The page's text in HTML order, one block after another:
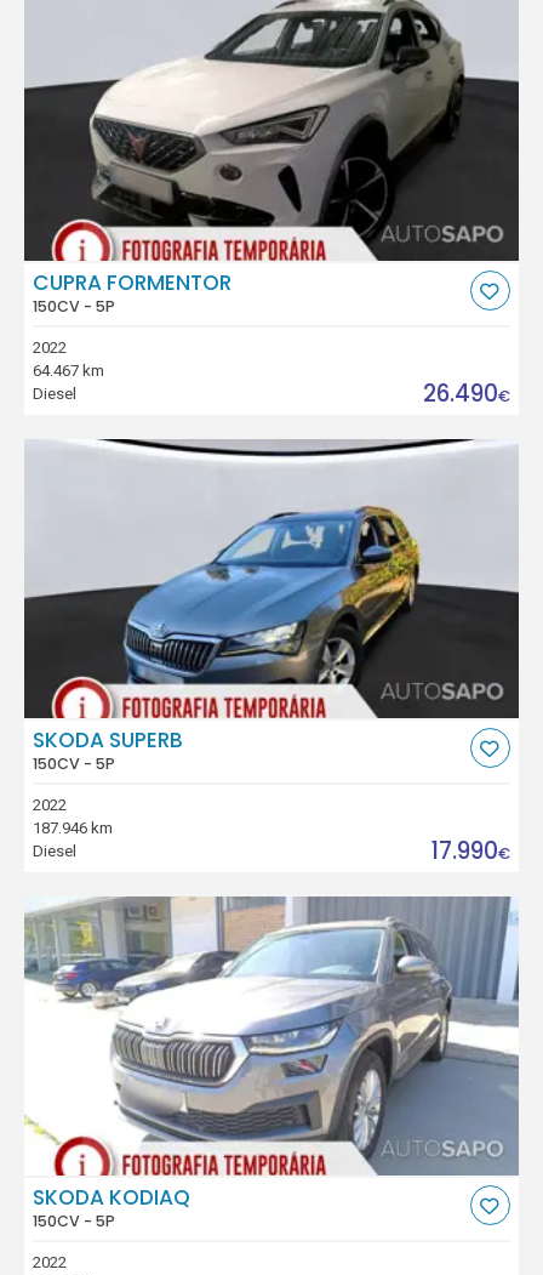
CUPRA FORMENTOR
150CV - 5P
2022
64.467 km
Diesel
26.490€
SKODA SUPERB
150CV - 5P
2022
187.946 km
Diesel
17.990€
SKODA KODIAQ
150CV - 5P
2022